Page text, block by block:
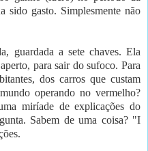
sido gasto. Simplesmente não
guardada a sete chaves. Ela
para sair do sufoco. Para
dos carros que custam
operando no vermelho?
miríade de explicações do
Sabem de uma coisa? "I